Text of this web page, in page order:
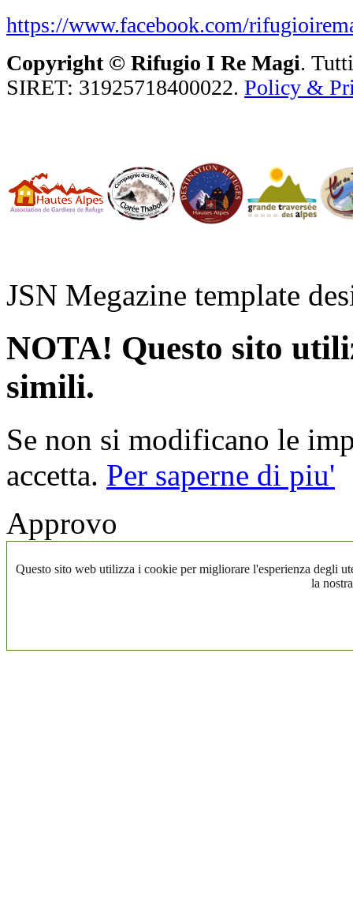
https://www.facebook.com/
Copyright © Rifugio I Re Magi.
SIRET: 31925718400022. Policy &
JSN Megazine template
NOTA! Questo sito
simili.
Se non si modificano le
accetta. Per saperne di piu'
Approvo
Questo sito web utilizza i cookie per migliorare l'esperienza degli
la